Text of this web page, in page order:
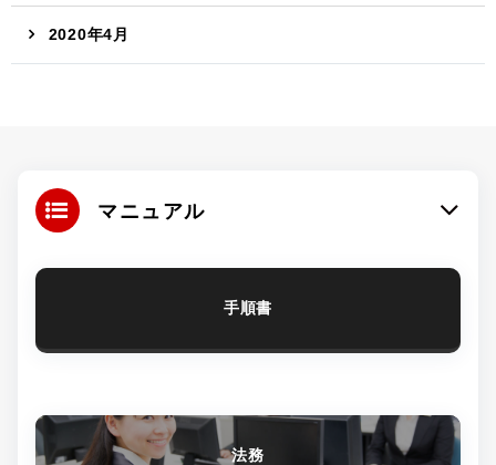
2020年4月
マニュアル
手順書
法務